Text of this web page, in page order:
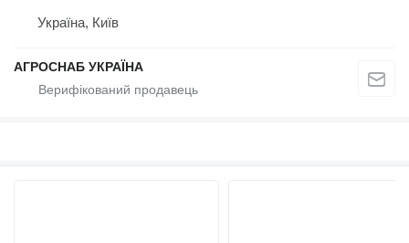
Україна, Київ
АГРОСНАБ УКРАЇНА